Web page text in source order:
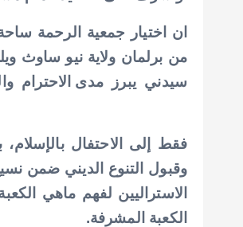
ان اختيار جمعية الرحمة
من برلمان ولاية نيو ساوث
سيدني يبرز مدى الاحترام
فقط إلى الاحتفال
وقبول التنوع الديني ضمن
الاستراليين لفهم ماهي
الكعبة المشرفة.